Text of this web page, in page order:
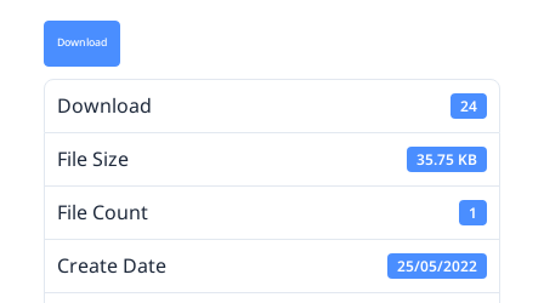
Download
Download 24
File Size 35.75 KB
File Count 1
Create Date 25/05/2022